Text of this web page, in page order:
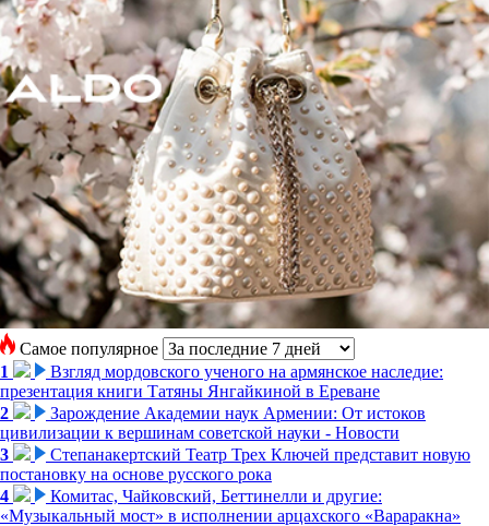
Самое популярное
1
Взгляд мордовского ученого на армянское наследие:
презентация книги Татяны Янгайкиной в Ереване
2
Зарождение Академии наук Армении: От истоков
цивилизации к вершинам советской науки - Новости
3
Степанакертский Театр Трех Ключей представит новую
постановку на основе русского рока
4
Комитас, Чайковский, Беттинелли и другие:
«Музыкальный мост» в исполнении арцахского «Вараракна»